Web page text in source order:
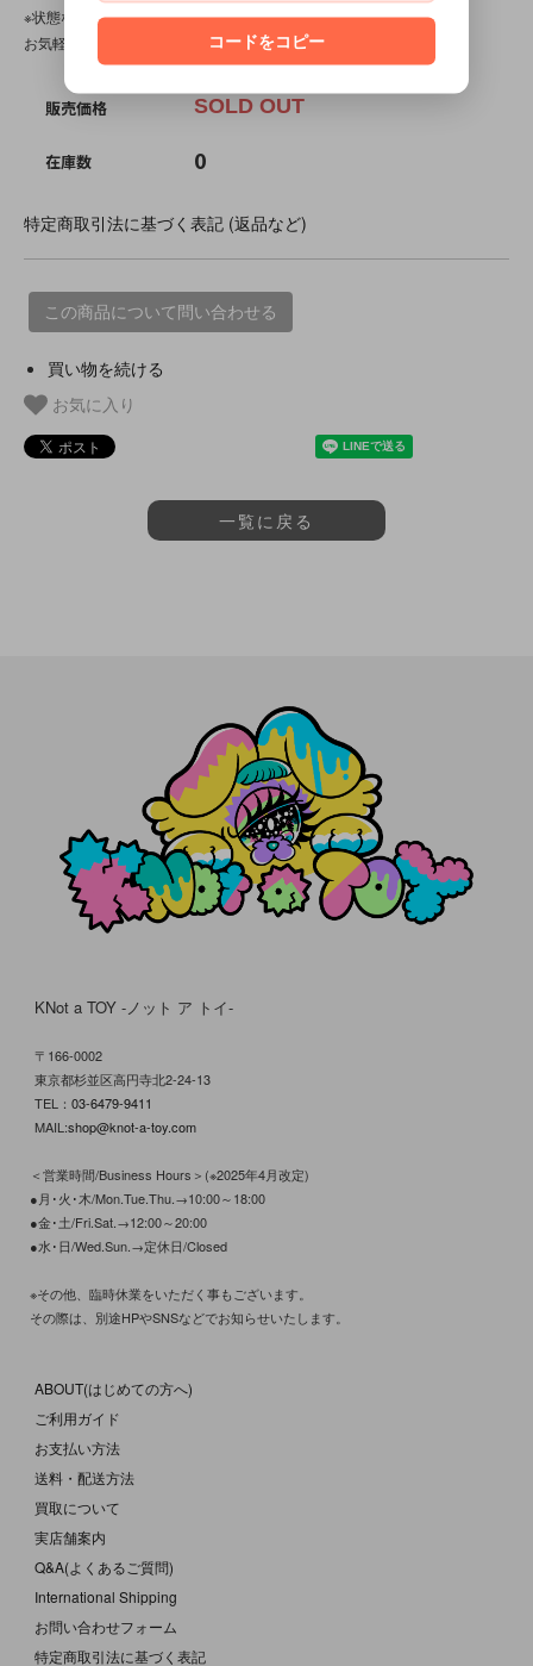
※状態など分かり辛い点、気になる点、不明点がございましたら、
お気軽にお問い合わせ下さい。
販売価格 SOLD OUT
在庫数 0
特定商取引法に基づく表記 (返品など)
この商品について問い合わせる
買い物を続ける
お気に入り
一覧に戻る
KNot a TOY -ノット ア トイ-
〒166-0002
東京都杉並区高円寺北2-24-13
TEL： 03-6479-9411
MAIL:shop@knot-a-toy.com
＜営業時間/Business Hours＞(※2025年4月改定)
●月･火･木/Mon.Tue.Thu.→10:00～18:00
●金･土/Fri.Sat.→12:00～20:00
●水･日/Wed.Sun.→定休日/Closed
※その他、臨時休業をいただく事もございます。
その際は、別途HPやSNSなどでお知らせいたします。
ABOUT(はじめての方へ)
ご利用ガイド
お支払い方法
送料・配送方法
買取について
実店舗案内
Q&A(よくあるご質問)
International Shipping
お問い合わせフォーム
特定商取引法に基づく表記
コードをコピー